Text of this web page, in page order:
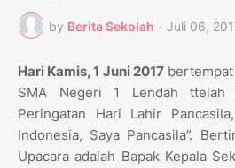
by Berita Sekolah - Juli 06,
Hari Kamis, 1 Juni 2017bertempat
SMA Negeri 1 Lendah ttelah
Peringatan Hari Lahir
Indonesia, Saya Pancasila”.
Upacara adalah Bapak Kepala